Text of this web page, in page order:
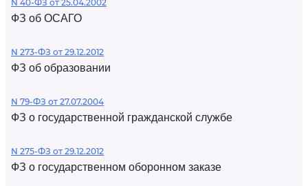
N 40-ФЗ от 25.04.2002
ФЗ об ОСАГО
N 273-ФЗ от 29.12.2012
ФЗ об образовании
N 79-ФЗ от 27.07.2004
ФЗ о государственной гражданской службе
N 275-ФЗ от 29.12.2012
ФЗ о государственном оборонном заказе